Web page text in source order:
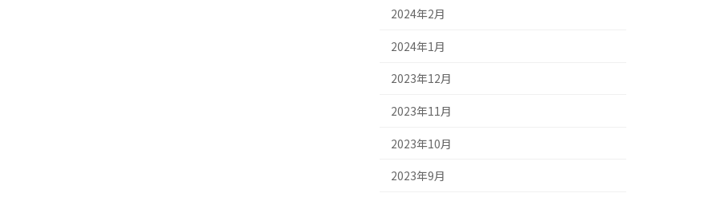
2024年2月
2024年1月
2023年12月
2023年11月
2023年10月
2023年9月